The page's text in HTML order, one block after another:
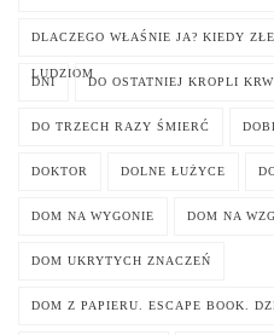
DLACZEGO WŁAŚNIE JA? KIEDY
LUDZIOM
DNI DO OSTATNIEJ KROPLI
DO TRZECH RAZY ŚMIERĆ
DOKTOR DOLNE ŁUŻYCE
DOM NA WYGONIE DOM NA
DOM UKRYTYCH ZNACZEŃ
DOM Z PAPIERU. ESCAPE BOOK.